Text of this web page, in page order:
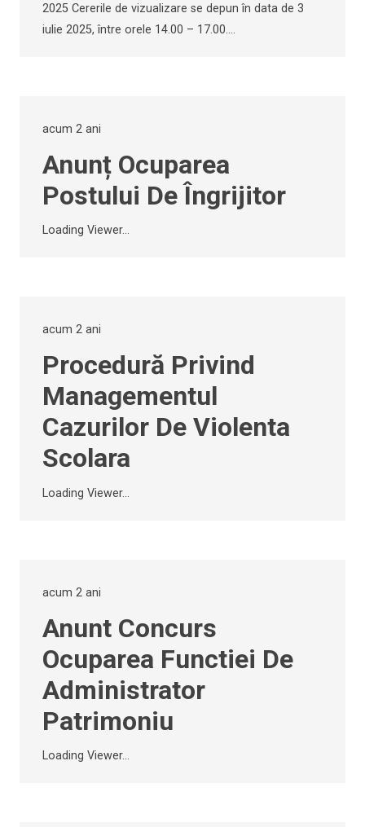
2025 Cererile de vizualizare se depun în data de 3
iulie 2025, între orele 14.00 – 17.00.…
acum 2 ani
Anunț Ocuparea
Postului De Îngrijitor
Loading Viewer...
acum 2 ani
Procedură Privind
Managementul
Cazurilor De Violenta
Scolara
Loading Viewer...
acum 2 ani
Anunt Concurs
Ocuparea Functiei De
Administrator
Patrimoniu
Loading Viewer...